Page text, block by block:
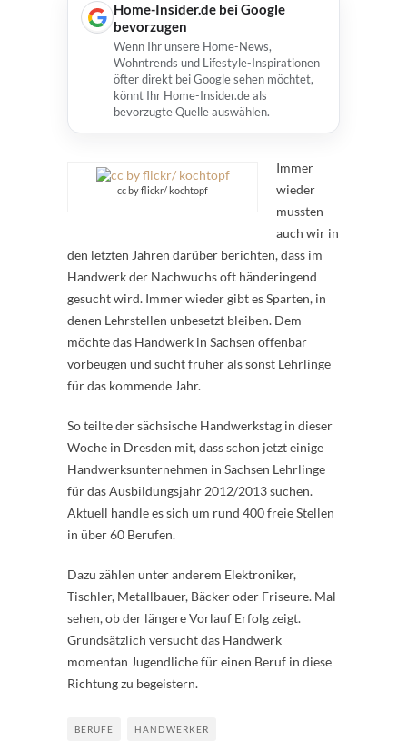
Home-Insider.de bei Google
bevorzugen
Wenn Ihr unsere Home-News,
Wohntrends und Lifestyle-Inspirationen
öfter direkt bei Google sehen möchtet,
könnt Ihr Home-Insider.de als
bevorzugte Quelle auswählen.
cc by flickr/ kochtopf
Immer
wieder
mussten
auch wir in
den letzten Jahren darüber berichten, dass im
Handwerk der Nachwuchs oft händeringend
gesucht wird. Immer wieder gibt es Sparten, in
denen Lehrstellen unbesetzt bleiben. Dem
möchte das Handwerk in Sachsen offenbar
vorbeugen und sucht früher als sonst Lehrlinge
für das kommende Jahr.
So teilte der sächsische Handwerkstag in dieser
Woche in Dresden mit, dass schon jetzt einige
Handwerksunternehmen in Sachsen Lehrlinge
für das Ausbildungsjahr 2012/2013 suchen.
Aktuell handle es sich um rund 400 freie Stellen
in über 60 Berufen.
Dazu zählen unter anderem Elektroniker,
Tischler, Metallbauer, Bäcker oder Friseure. Mal
sehen, ob der längere Vorlauf Erfolg zeigt.
Grundsätzlich versucht das Handwerk
momentan Jugendliche für einen Beruf in diese
Richtung zu begeistern.
BERUFE HANDWERKER